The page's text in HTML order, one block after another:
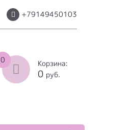
+79149450103
0 Корзина:
0 руб.